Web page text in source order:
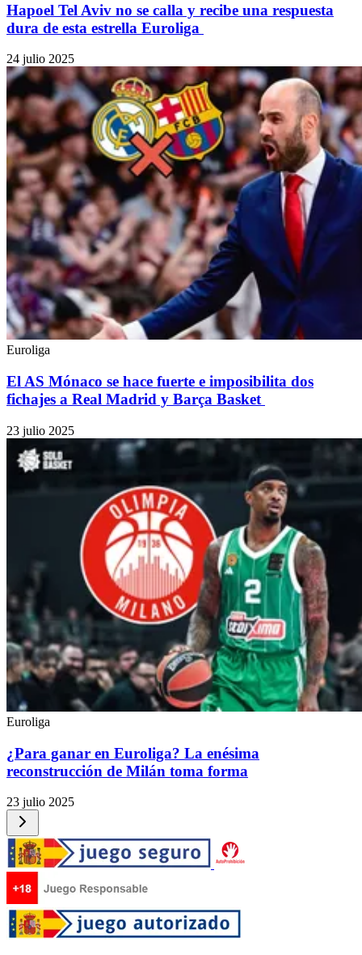
Hapoel Tel Aviv no se calla y recibe una respuesta
dura de esta estrella Euroliga
24 julio 2025
Euroliga
El AS Mónaco se hace fuerte e imposibilita dos
fichajes a Real Madrid y Barça Basket
23 julio 2025
Euroliga
¿Para ganar en Euroliga? La enésima
reconstrucción de Milán toma forma
23 julio 2025